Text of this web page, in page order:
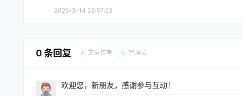
2026-3-14 23:57:23
0 条回复 A 文章作者 M 管理员
欢迎您，新朋友，感谢参与互动！